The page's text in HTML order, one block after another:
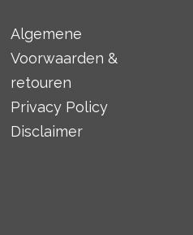
Algemene
Voorwaarden &
retouren
Privacy Policy
Disclaimer